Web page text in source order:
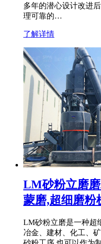
多年的潜心设计改进
理可靠的…
了解详情
LM砂粉立磨
蒙磨,超细磨粉
LM砂粉立磨是一种超
冶金、建材、化工、